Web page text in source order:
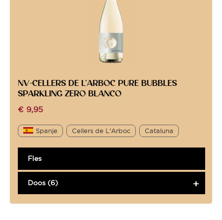
NV-CELLERS DE L’ARBOC PURE BUBBLES
SPARKLING ZERO BLANCO
€ 9,95
Spanje Cellers de L'Arboc Cataluna
Fles
Doos (6)